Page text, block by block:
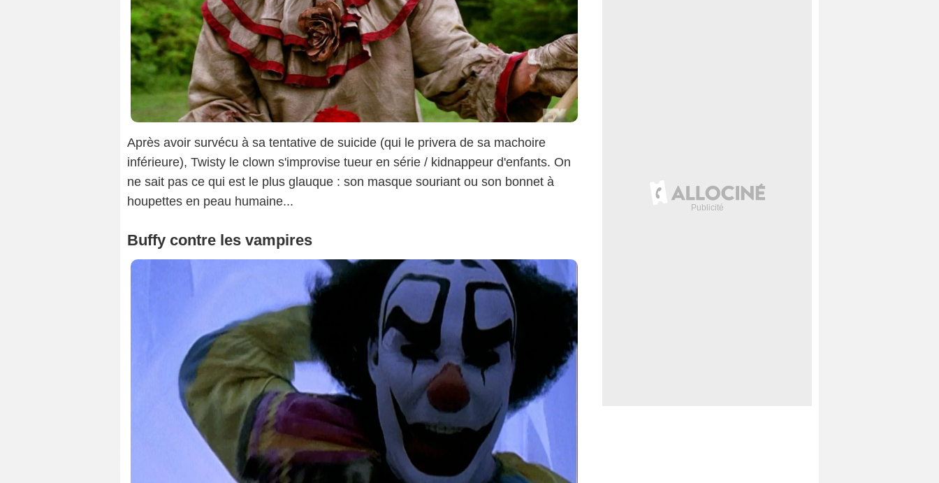
Après avoir survécu à sa tentative de suicide (qui le privera de sa machoire
inférieure), Twisty le clown s'improvise tueur en série / kidnappeur d'enfants. On
ne sait pas ce qui est le plus glauque : son masque souriant ou son bonnet à
houpettes en peau humaine...
Buffy contre les vampires